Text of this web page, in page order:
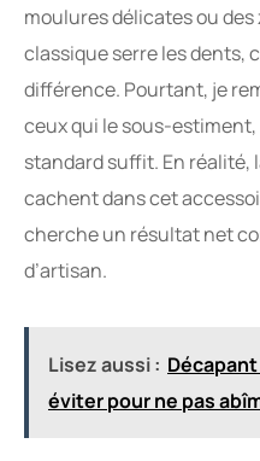
moulures délicates ou
classique serre les dents,
différence. Pourtant, je
ceux qui le sous-
standard suffit. En réalité,
cachent dans cet
cherche un résultat net
d’artisan.
Lisez aussi :
éviter pour ne pas